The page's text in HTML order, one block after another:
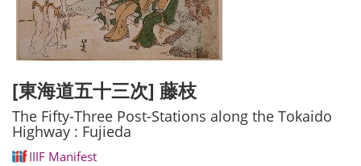
[東海道五十三次] 藤枝
The Fifty-Three Post-Stations along the Tokaido
Highway : Fujieda
IIIF Manifest